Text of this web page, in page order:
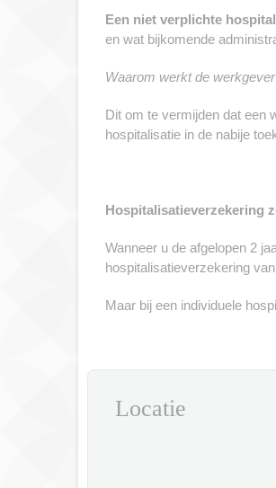
Een niet verplichte
en wat bijkomende
Waarom werkt de
Dit om te vermijden dat een
hospitalisatie in de nabije
Hospitalisatieverzekering
Wanneer u de afgelopen 2
hospitalisatieverzekering
Maar bij een individuele
Locatie